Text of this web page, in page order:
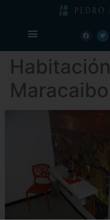
Habitación
Maracaibo